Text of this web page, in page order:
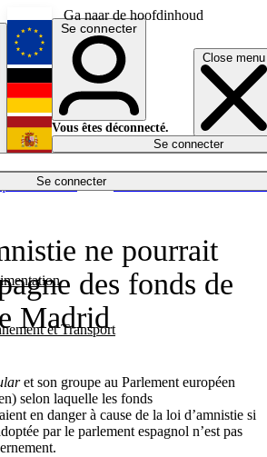
Ga naar de hoofdinhoud
Close menu
Se connecter
et Transport
Économie
English
Deutsch
Español
Se connecter
Vous êtes déconnecté.
Se connecter
ne pourrait
des fonds de
Madrid
et son groupe au Parlement européen
selon laquelle les fonds
en danger à cause de la loi d’amnistie si
par le parlement espagnol n’est pas